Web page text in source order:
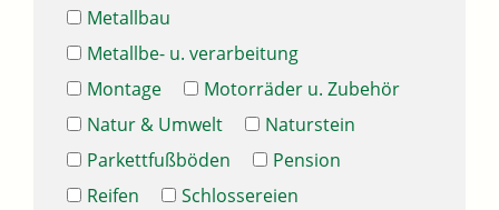
Metallbau
Metallbe- u. verarbeitung
Montage
Motorräder u. Zubehör
Natur & Umwelt
Naturstein
Parkettfußböden
Pension
Reifen
Schlossereien